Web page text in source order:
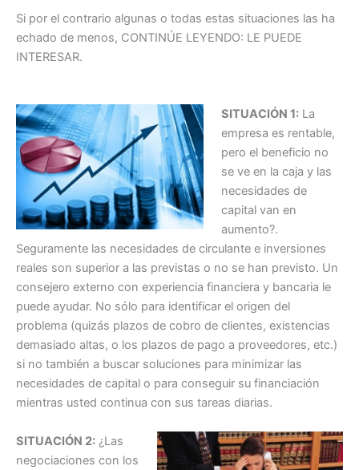
Si por el contrario algunas o todas estas situaciones las ha
echado de menos, CONTINÚE LEYENDO: LE PUEDE
INTERESAR.
SITUACIÓN 1:La
empresa es rentable,
pero el beneficio no
se ve en la caja y las
necesidades de
capital van en
aumento?.
Seguramente las necesidades de circulante e inversiones
reales son superior a las previstas o no se han previsto. Un
consejero externo con experiencia financiera y bancaria le
puede ayudar. No sólo para identificar el origen del
problema (quizás plazos de cobro de clientes, existencias
demasiado altas, o los plazos de pago a proveedores, etc.)
si no también a buscar soluciones para minimizar las
necesidades de capital o para conseguir su financiación
mientras usted continua con sus tareas diarias.
SITUACIÓN 2: ¿Las
negociaciones con los